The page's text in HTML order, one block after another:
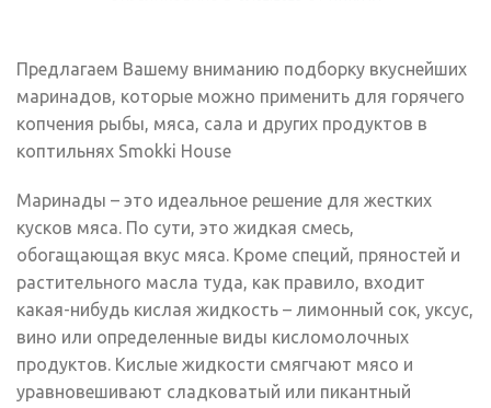
Предлагаем Вашему вниманию подборку вкуснейших
маринадов, которые можно применить для горячего
копчения рыбы, мяса, сала и других продуктов в
коптильнях Smokki House
Маринады – это идеальное решение для жестких
кусков мяса. По сути, это жидкая смесь,
обогащающая вкус мяса. Кроме специй, пряностей и
растительного масла туда, как правило, входит
какая-нибудь кислая жидкость – лимонный сок, уксус,
вино или определенные виды кисломолочных
продуктов. Кислые жидкости смягчают мясо и
уравновешивают сладковатый или пикантный